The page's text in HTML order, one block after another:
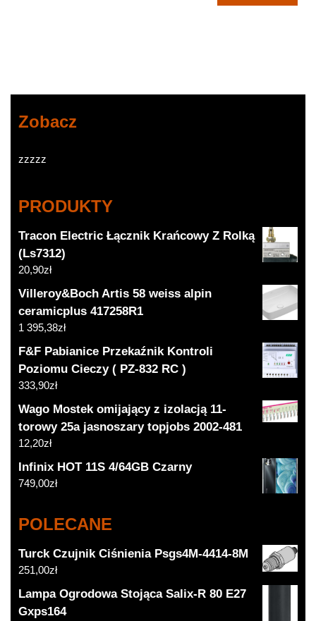
Zobacz
zzzzz
PRODUKTY
Tracon Electric Łącznik Krańcowy Z Rolką
(Ls7312)
20,90zł
Villeroy&Boch Artis 58 weiss alpin
ceramicplus 417258R1
1 395,38zł
F&F Pabianice Przekaźnik Kontroli
Poziomu Cieczy ( PZ-832 RC )
333,90zł
Wago Mostek omijający z izolacją 11-
torowy 25a jasnoszary topjobs 2002-481
12,20zł
Infinix HOT 11S 4/64GB Czarny
749,00zł
POLECANE
Turck Czujnik Ciśnienia Psgs4M-4414-8M
251,00zł
Lampa Ogrodowa Stojąca Salix-R 80 E27
Gxps164